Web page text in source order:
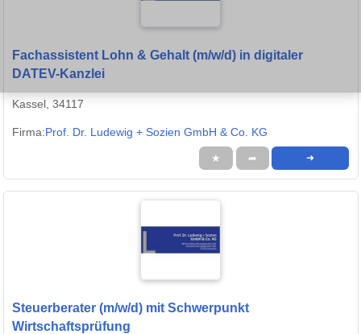
Fachassistent Lohn & Gehalt (m/w/d) in digitaler
DATEV-Kanzlei
Kassel, 34117
Firma:Prof. Dr. Ludewig + Sozien GmbH & Co. KG
★ ➦ ➜
Steuerberater (m/w/d) mit Schwerpunkt
Wirtschaftsprüfung